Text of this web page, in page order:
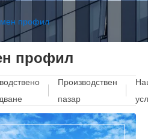
профил
профил
Производствен
пазар